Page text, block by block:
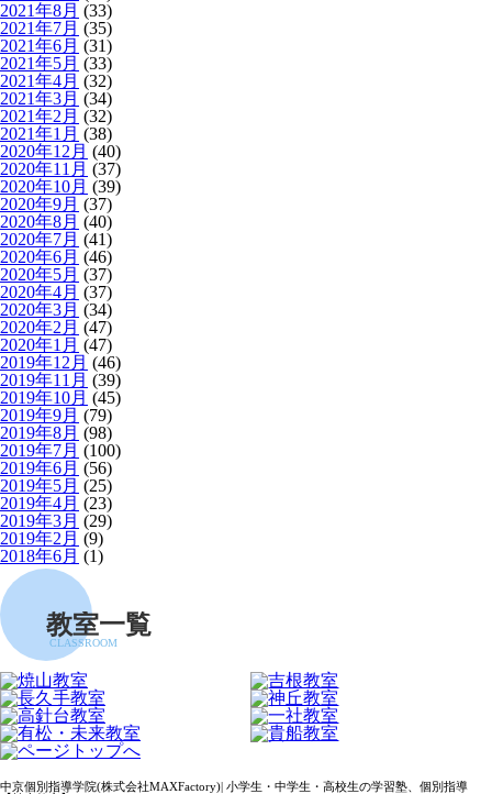
2021年8月 (33)
2021年7月 (35)
2021年6月 (31)
2021年5月 (33)
2021年4月 (32)
2021年3月 (34)
2021年2月 (32)
2021年1月 (38)
2020年12月 (40)
2020年11月 (37)
2020年10月 (39)
2020年9月 (37)
2020年8月 (40)
2020年7月 (41)
2020年6月 (46)
2020年5月 (37)
2020年4月 (37)
2020年3月 (34)
2020年2月 (47)
2020年1月 (47)
2019年12月 (46)
2019年11月 (39)
2019年10月 (45)
2019年9月 (79)
2019年8月 (98)
2019年7月 (100)
2019年6月 (56)
2019年5月 (25)
2019年4月 (23)
2019年3月 (29)
2019年2月 (9)
2018年6月 (1)
教室一覧
CLASSROOM
中京個別指導学院(株式会社MAXFactory)| 小学生・中学生・高校生の学習塾、個別指導